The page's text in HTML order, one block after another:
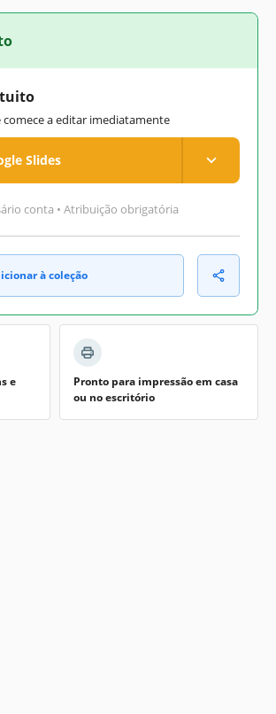
comece a editar imediatamente
Slides
conta • Atribuição obrigatória
à coleção
e
Pronto para impressão em casa
ou no escritório